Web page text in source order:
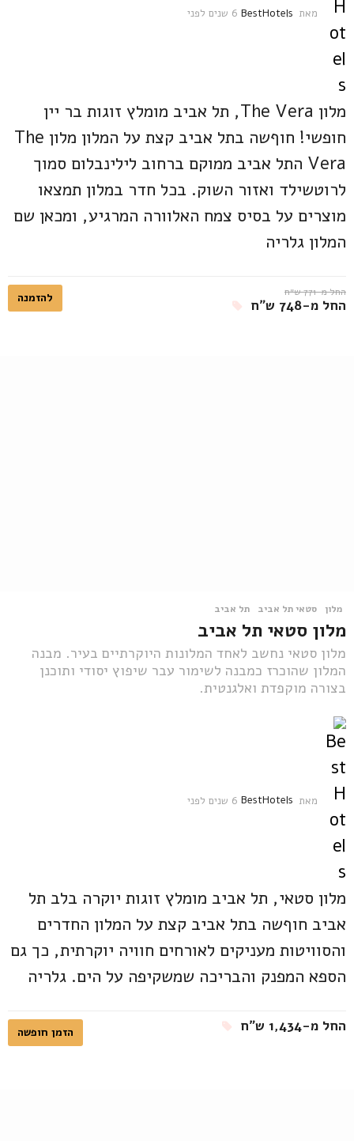
מאת BestHotels 6 שנים לפני
נ
י
מלון The Vera, תל אביב מומלץ זוגות בר יין
חופשי! חוףשה בתל אביב קצת על המלון מלון The
Vera התל אביב ממוקם ברחוב לילינבלום סמוך
לרוטשילד ואזור השוק. בכל חדר במלון תמצאו
מוצרים על בסיס צמח האלוורה המרגיע, ומכאן שם
המלון גלריה
החל מ-771 ש״ח
החל מ-748 ש״ח להזמנה
מלון סטאי תל אביב ,
תל אביב
מלון סטאי תל אביב
מלון סטאי נחשב לאחד המלונות היוקרתיים בעיר. מבנה
המלון שהוכרז כמבנה לשימור עבר שיפוץ יסודי ותוכנן
בצורה מוקפדת ואלגנטית.
מאת BestHotels 6 שנים לפני
נ
י
מלון סטאי, תל אביב מומלץ זוגות יוקרה בלב תל
אביב חוףשה בתל אביב קצת על המלון החדרים
והסוויטות מעניקים לאורחים חוויה יוקרתית, כך גם
הספא המפנק והבריכה שמשקיפה על הים. גלריה
החל מ-1,434 ש״ח הזמן חופשה